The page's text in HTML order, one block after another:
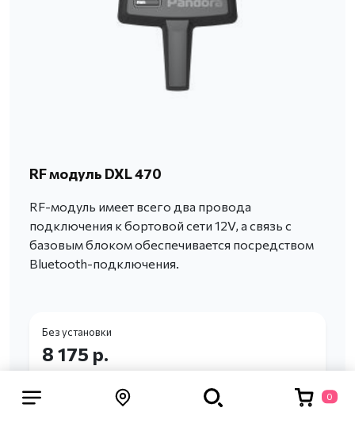
RF модуль DXL 470
RF-модуль имеет всего два провода
подключения к бортовой сети 12V, а связь с
базовым блоком обеспечивается посредством
Bluetooth-подключения.
Без установки
8 175 р.
Записаться 0